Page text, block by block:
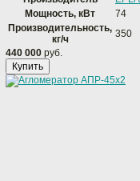
Мощность, кВт
74
Производительность,
кг/ч
350
440 000 руб.
Купить